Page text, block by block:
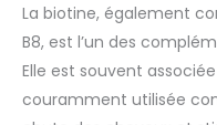
La biotine, également
B8, est l’un des
Elle est souvent
couramment utilisée